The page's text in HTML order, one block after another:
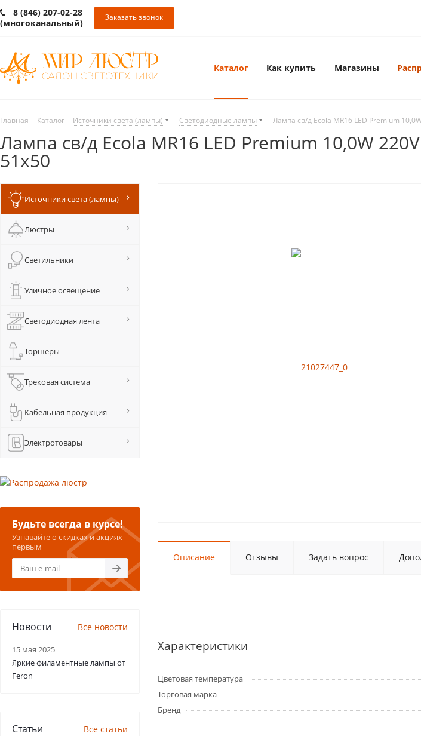
8 (846) 207-02-28
(многоканальный)
Заказать звонок
Каталог Как купить Магазины
Главная - Каталог - Источники света (лампы) - Светодиодные лампы - Лампа св/д Ecola MR16 LED Premium
Лампа св/д Ecola MR16 LED Premium 10,0W
51х50
Описание Отзывы Задать вопрос
Характеристики
Цветовая температура
Торговая марка
Бренд
Источники света (лампы)
Люстры
Светильники
Уличное освещение
Светодиодная лента
Торшеры
Трековая система
Кабельная продукция
Электротовары
Будьте всегда в курсе!
Узнавайте о скидках и акциях
первым
Новости Все новости
15 мая 2025
Яркие филаментные лампы от
Feron
Статьи Все статьи